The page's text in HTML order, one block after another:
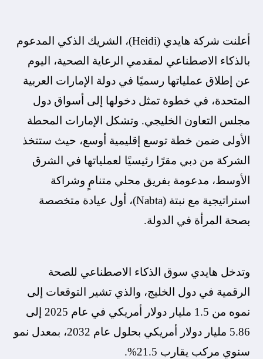
أعلنت شركة هايدي (Heidi)، الشريك الذكي المدعوم
بالذكاء الاصطناعي لمقدمي الرعاية الصحية، اليوم
عن إطلاق عملياتها رسميًا في دولة الإمارات العربية
المتحدة، في خطوة تمثل دخولها إلى أسواق دول
مجلس التعاون الخليجي. وتشكل الإمارات المحطة
الأولى ضمن خطة توسع إقليمية أوسع، حيث ستتخذ
الشركة من دبي مقرًا رئيسيًا لعملياتها في الشرق
الأوسط، مدعومة بفريق محلي متنامٍ وشراكة
استراتيجية مع نبتة (Nabta)، أول عيادة متخصصة
بصحة المرأة في الدولة.
وتدخل هايدي سوق الذكاء الاصطناعي للصحة
الرقمية في دول الخليج، والذي تشير التوقعات إلى
نموه من 1.5 مليار دولار أمريكي في عام 2025 إلى
5.86 مليار دولار أمريكي بحلول عام 2032، بمعدل نمو
سنوي مركب يقارب 21.5%.